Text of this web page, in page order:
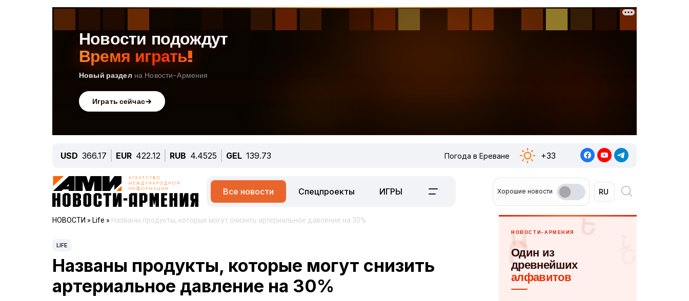
USD 366.17 EUR 422.12 RUB 4.4525 GEL 139.73 Погода в Ереване +33
Все новости Спецпроекты ИГРЫ Хорошие новости
НОВОСТИ » Life » Названы продукты, которые могут снизить артериальное давление на 30%
LIFE
Названы продукты, которые могут снизить
артериальное давление на 30%